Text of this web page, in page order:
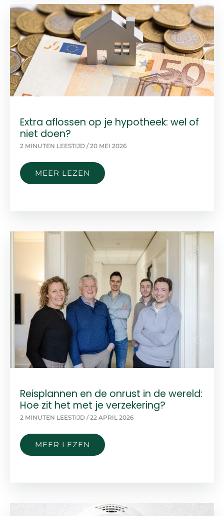
Extra aflossen op je hypotheek: wel of
niet doen?
2 MINUTEN LEESTIJD /20 MEI 2026
EXTRA
AFLOSSEN
WEL
DOEN?
MEER LEZEN
Reisplannen en de onrust in de wereld:
Hoe zit het met je verzekering?
2 MINUTEN LEESTIJD /22 APRIL 2026
REISPLANNEN
EN
MEER LEZEN